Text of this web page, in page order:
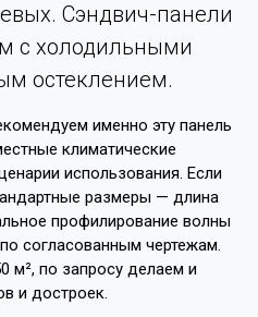
Сэндвич-панели
с холодильными
остеклением.
именно эту панель
климатические
использования. Если
размеры — длина
профилирование волны
согласованным чертежам.
м², по запросу делаем и
и достроек.